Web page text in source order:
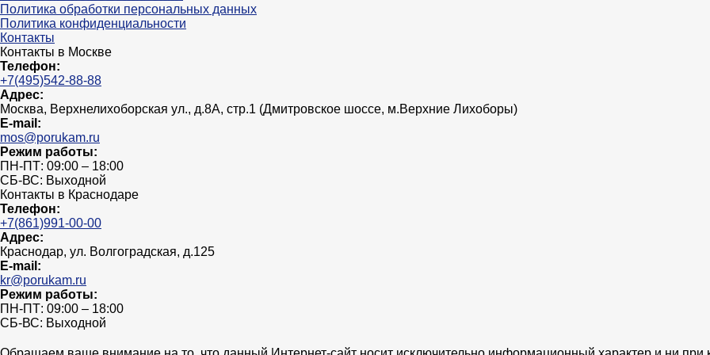
Политика обработки персональных данных
Политика конфиденциальности
Контакты
Контакты в Москве
Телефон:
+7(495)542-88-88
Адрес:
Москва, Верхнелихоборская ул., д.8А, стр.1 (Дмитровское шоссе, м.Верхние Лихоборы)
E-mail:
mos@porukam.ru
Режим работы:
ПН-ПТ: 09:00 – 18:00
СБ-ВС: Выходной
Контакты в Краснодаре
Телефон:
+7(861)991-00-00
Адрес:
Краснодар, ул. Волгоградская, д.125
E-mail:
kr@porukam.ru
Режим работы:
ПН-ПТ: 09:00 – 18:00
СБ-ВС: Выходной